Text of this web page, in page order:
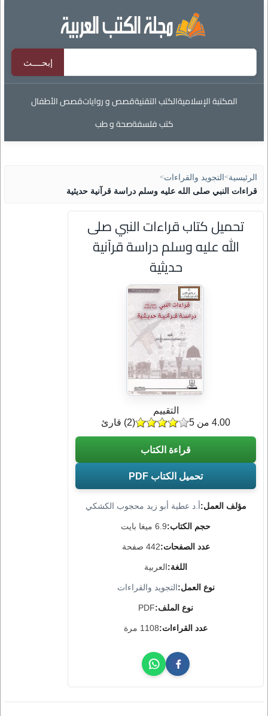
المكتبة الإسلاميةالكتب التقنيةقصص و رواياتقصص الأطفال
كتب فلسفةصحة و طب
الرئيسية> التجويد والقراءات>
قراءات النبي صلى الله عليه وسلم دراسة قرآنية حديثية
تحميل كتاب قراءات النبي صلى
الله عليه وسلم دراسة قرآنية
حديثية
مؤلف العمل:أ.د عطية أبو زيد محجوب الكشكي
حجم الكتاب:6.9 ميغا بايت
عدد الصفحات:442 صفحة
اللغة:العربية
نوع العمل:التجويد والقراءات
نوع الملف:PDF
عدد القراءات:1108 مرة
التقييم
(
2) قارئ 4.00 من 5
قراءة الكتاب
تحميل الكتاب PDF